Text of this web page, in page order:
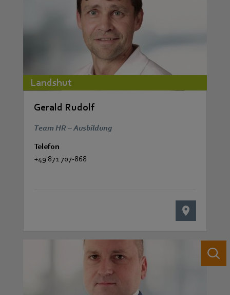
Landshut
Gerald Rudolf
Team HR – Ausbildung
Telefon
+49 871 707-868